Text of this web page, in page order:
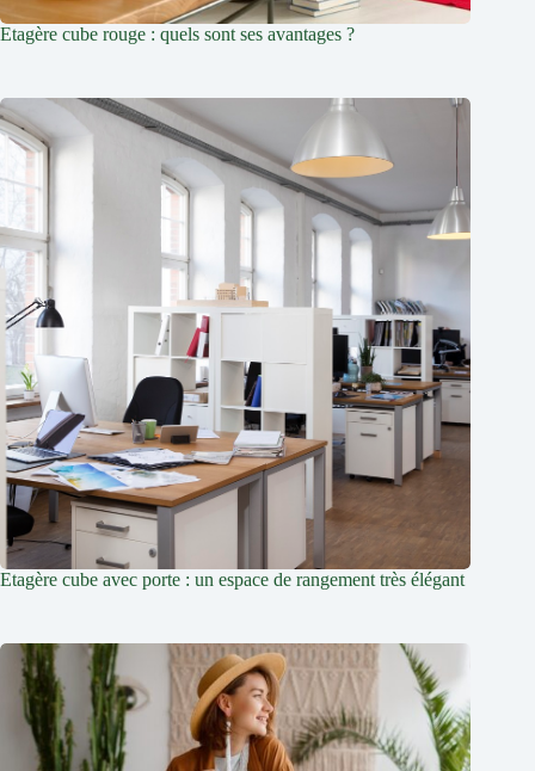
Etagère cube rouge : quels sont ses avantages ?
Etagère cube avec porte : un espace de rangement très élégant